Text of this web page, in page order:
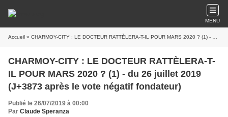
MENU
Accueil » CHARMOY-CITY : LE DOCTEUR RATTÈLERA-T-IL POUR MARS 2020 ? (1) - du 26 juillet 2019 (J+3873 après le vote négatif fondateur)
CHARMOY-CITY : LE DOCTEUR RATTÈLERA-T-
IL POUR MARS 2020 ? (1) - du 26 juillet 2019
(J+3873 après le vote négatif fondateur)
Publié le 26/07/2019 à 00:00
Par Claude Speranza